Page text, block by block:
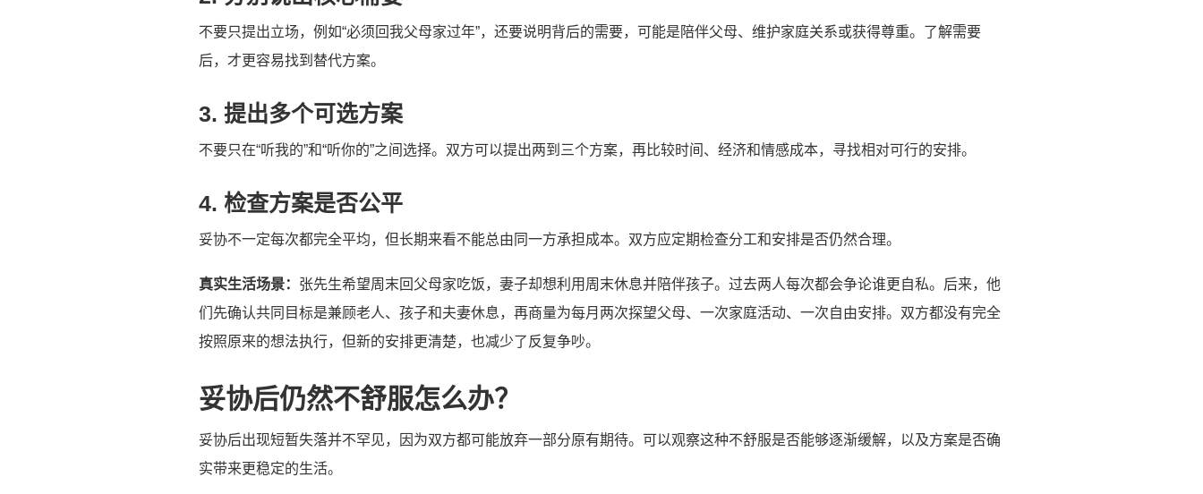
不要只提出立场，例如“必须回我父母家过年”，还要说明背后的需要，可能是陪伴父母、维护家庭关系或获得尊重。了解需要
后，才更容易找到替代方案。
3. 提出多个可选方案
不要只在“听我的”和“听你的”之间选择。双方可以提出两到三个方案，再比较时间、经济和情感成本，寻找相对可行的安排。
4. 检查方案是否公平
妥协不一定每次都完全平均，但长期来看不能总由同一方承担成本。双方应定期检查分工和安排是否仍然合理。
真实生活场景： 张先生希望周末回父母家吃饭，妻子却想利用周末休息并陪伴孩子。过去两人每次都会争论谁更自私。后来，他
们先确认共同目标是兼顾老人、孩子和夫妻休息，再商量为每月两次探望父母、一次家庭活动、一次自由安排。双方都没有完全
按照原来的想法执行，但新的安排更清楚，也减少了反复争吵。
妥协后仍然不舒服怎么办？
妥协后出现短暂失落并不罕见，因为双方都可能放弃一部分原有期待。可以观察这种不舒服是否能够逐渐缓解，以及方案是否确
实带来更稳定的生活。